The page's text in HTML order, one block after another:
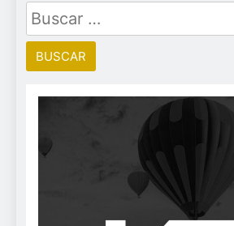
Buscar: